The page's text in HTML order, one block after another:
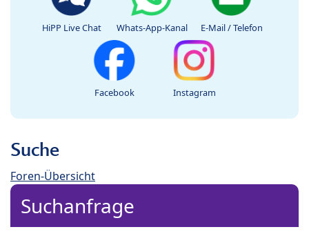
HiPP Live Chat Whats-App-Kanal E-Mail / Telefon
Facebook Instagram
Suche
Foren-Übersicht
Suchanfrage